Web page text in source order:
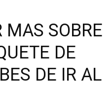
MAS SOBRE
DE
DE IR AL